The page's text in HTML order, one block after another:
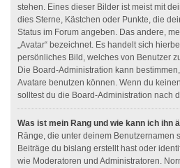
stehen. Eines dieser Bilder ist meist mit
dies Sterne, Kästchen oder Punkte, die
Status im Forum angeben. Das andere,
„Avatar“ bezeichnet. Es handelt sich
persönliches Bild, welches von Benutzer
Die Board-Administration kann
Avatare benutzen können. Wenn du
solltest du die Board-Administration nach
Was ist mein Rang und wie kann ich ihn
Ränge, die unter deinem Benutzernamen
Beiträge du bislang erstellt hast oder
wie Moderatoren und Administratoren.